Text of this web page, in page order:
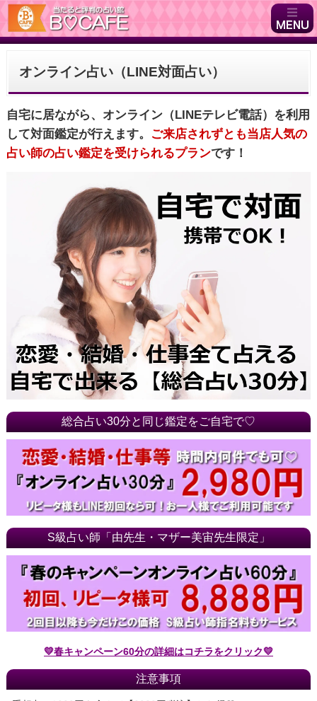
オンライン占い（LINE対面占い）
自宅に居ながら、オンライン（LINEテレビ電話）を利用
して対面鑑定が行えます。
ご来店されずとも当店人気の
占い師の占い鑑定を受けられるプランです！
総合占い30分と同じ鑑定をご自宅で♡
S級占い師「由先生・マザー美宙先生限定」
💛春キャンペーン60分の詳細はコチラをクリック💛
注意事項